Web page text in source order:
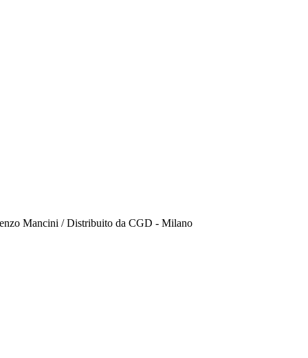
Mancini / Distribuito da CGD - Milano